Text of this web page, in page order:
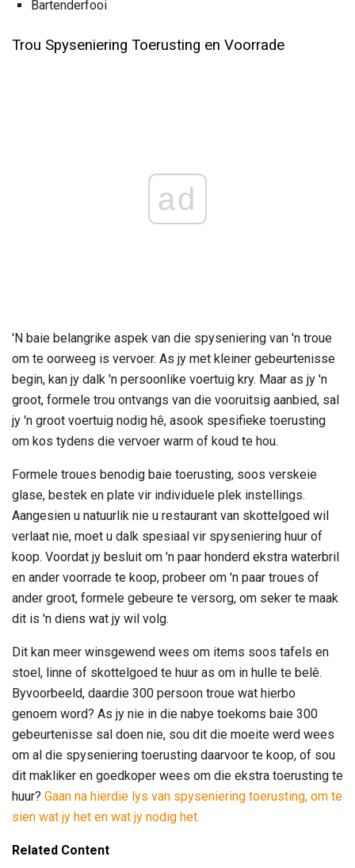
Bartenderfooi
Trou Spyseniering Toerusting en Voorrade
ad
'N baie belangrike aspek van die spyseniering van 'n troue
om te oorweeg is vervoer. As jy met kleiner gebeurtenisse
begin, kan jy dalk 'n persoonlike voertuig kry. Maar as jy 'n
groot, formele trou ontvangs van die vooruitsig aanbied, sal
jy 'n groot voertuig nodig hê, asook spesifieke toerusting
om kos tydens die vervoer warm of koud te hou.
Formele troues benodig baie toerusting, soos verskeie
glase, bestek en plate vir individuele plek instellings.
Aangesien u natuurlik nie u restaurant van skottelgoed wil
verlaat nie, moet u dalk spesiaal vir spyseniering huur of
koop. Voordat jy besluit om 'n paar honderd ekstra waterbril
en ander voorrade te koop, probeer om 'n paar troues of
ander groot, formele gebeure te versorg, om seker te maak
dit is 'n diens wat jy wil volg.
Dit kan meer winsgewend wees om items soos tafels en
stoel, linne of skottelgoed te huur as om in hulle te belê.
Byvoorbeeld, daardie 300 persoon troue wat hierbo
genoem word? As jy nie in die nabye toekoms baie 300
gebeurtenisse sal doen nie, sou dit die moeite werd wees
om al die spyseniering toerusting daarvoor te koop, of sou
dit makliker en goedkoper wees om die ekstra toerusting te
huur? Gaan na hierdie lys van spyseniering toerusting, om te
sien wat jy het en wat jy nodig het.
Related Content